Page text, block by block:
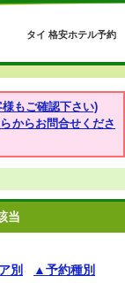
タイ 格安ホテル予約
もご確認下さい)
からお問合せくださ
当
別 ▲予約種別